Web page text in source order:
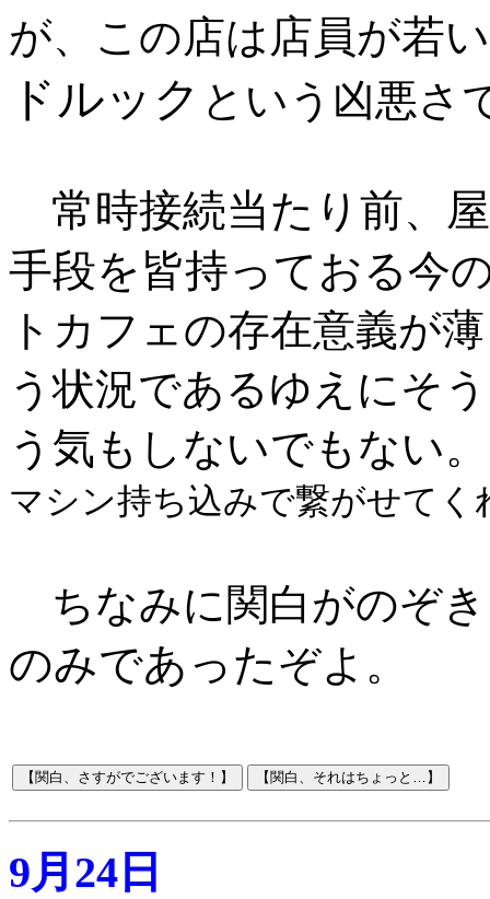
が、この店は 店員が若
ドルック という凶悪さ
常時接続当たり前、
手段を皆持っておる今
トカフェの存在意義が
う状況であるゆえにそ
う気もしないでもない。
マシン持ち込みで繋がせて
ちなみに関白がのぞ
のみであったぞよ。
9月24日